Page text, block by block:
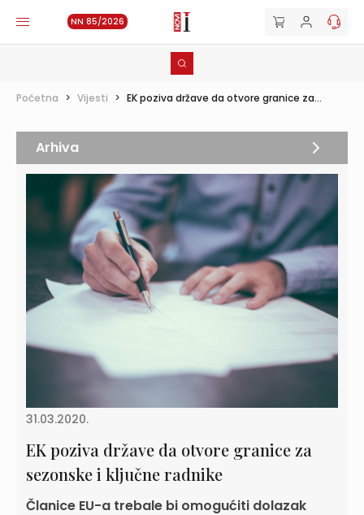
NN 85/2026
Početna > Vijesti > EK poziva države da otvore granice za...
31.03.2020.
EK poziva države da otvore granice za
sezonske i ključne radnike
Članice EU-a trebale bi omogućiti dolazak
Arhiva